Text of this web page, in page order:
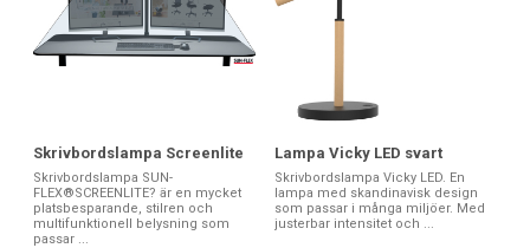
Skrivbordslampa Screenlite
Skrivbordslampa SUN-
FLEX®SCREENLITE? är en mycket
platsbesparande, stilren och
multifunktionell belysning som
passar ...
Lampa Vicky LED svart
Skrivbordslampa Vicky LED. En
lampa med skandinavisk design
som passar i många miljöer. Med
justerbar intensitet och ...